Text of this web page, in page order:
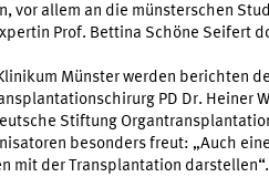
vor allem an die münsterschen
Prof. Bettina Schöne Seifert
Münster werden berichten
PD Dr. Heiner
Stiftung
besonders freut: „Auch
mit der Transplantation